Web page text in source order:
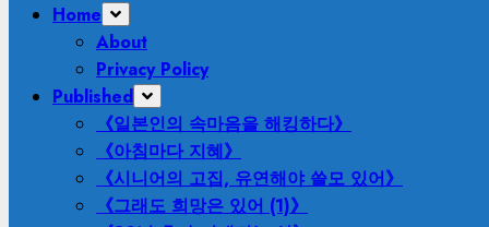
PrimaryHome
About
Privacy Policy
Published
《일본인의 속마음을 해킹하다》
《아침마다 지혜》
《시니어의 고집, 유연해야 쓸모 있어》
《그래도 희망은 있어 (1)》